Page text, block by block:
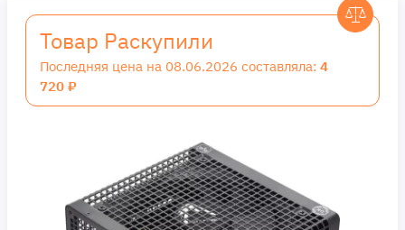
Товар Раскупили
Последняя цена на 08.06.2026 составляла: 4
720 ₽